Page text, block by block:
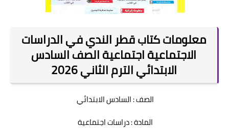
معلومات كتاب قطر الندي في الدراسات
الاجتماعية اجتماعية الصف السادس
الابتدائي الترم الثاني 2026
الصف : السادس الابتدائي
المادة : دراسات اجتماعية